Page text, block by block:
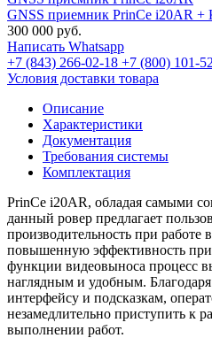
GNSS приемник PrinCe i20AR +
300 000 руб.
Написать Whatsapp
+7 (843) 266-02-18 +7 (800) 101-
Условия доставки товара
Описание
Характеристики
Документация
Требования системы
Комплектация
PrinCe i20AR, обладая самыми
данный ровер предлагает
производительность при работе
повышенную эффективность при
функции видеовыноса процесс
наглядным и удобным.
интерфейсу и подсказкам,
незамедлительно приступить к
выполнении работ.